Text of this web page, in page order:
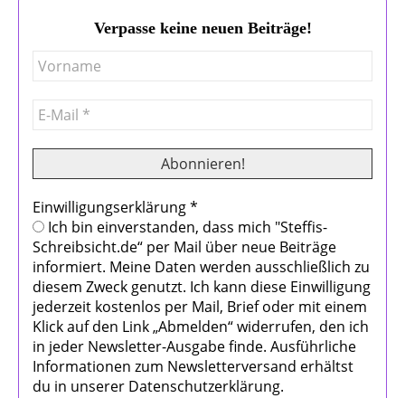
Verpasse keine neuen Beiträge!
Einwilligungserklärung*
Ich bin einverstanden, dass mich "Steffis-
Schreibsicht.de“ per Mail über neue Beiträge
informiert. Meine Daten werden ausschließlich zu
diesem Zweck genutzt. Ich kann diese Einwilligung
jederzeit kostenlos per Mail, Brief oder mit einem
Klick auf den Link „Abmelden“ widerrufen, den ich
in jeder Newsletter-Ausgabe finde. Ausführliche
Informationen zum Newsletterversand erhältst
du in unserer Datenschutzerklärung.